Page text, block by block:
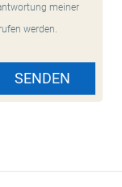
meiner
werden.
SENDEN